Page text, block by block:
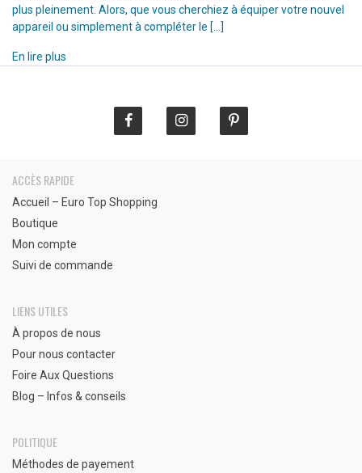
plus pleinement. Alors, que vous cherchiez à équiper votre nouvel
appareil ou simplement à compléter le […]
En lire plus
ACCÈS RAPIDE
Accueil – Euro Top Shopping
Boutique
Mon compte
Suivi de commande
LIENS UTILES
À propos de nous
Pour nous contacter
Foire Aux Questions
Blog – Infos & conseils
POLITIQUE
Méthodes de payement